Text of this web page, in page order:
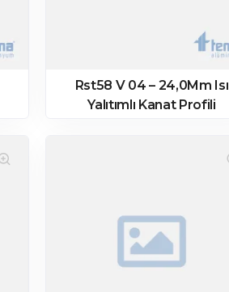
Rst58 V 04 – 24,0Mm Isı
Yalıtımlı Kanat Profili